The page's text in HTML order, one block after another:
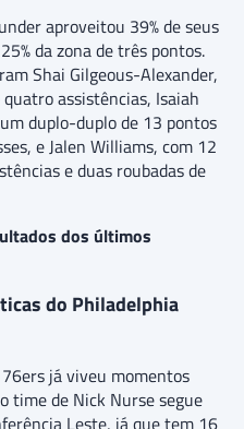
aproveitou 39% de seus
da zona de três pontos.
Shai Gilgeous-Alexander,
assistências, Isaiah
duplo-duplo de 13 pontos
e Jalen Williams, com 12
e duas roubadas de
dos últimos
do Philadelphia
já viveu momentos
time de Nick Nurse segue
Leste, já que tem 16